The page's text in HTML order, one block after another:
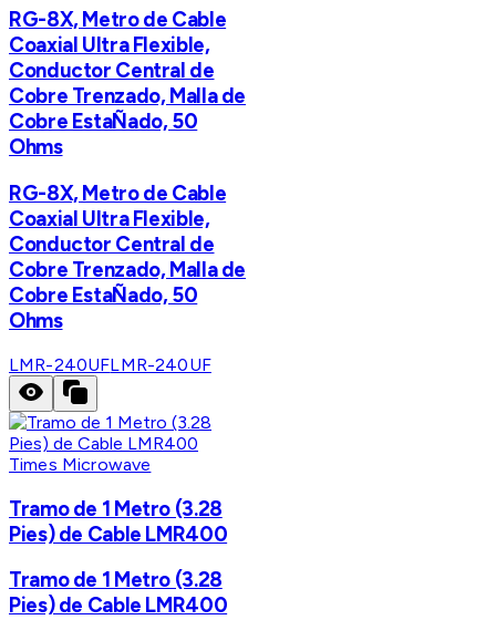
RG-8X, Metro de Cable
Coaxial Ultra Flexible,
Conductor Central de
Cobre Trenzado, Malla de
Cobre EstaÑado, 50
Ohms
RG-8X, Metro de Cable
Coaxial Ultra Flexible,
Conductor Central de
Cobre Trenzado, Malla de
Cobre EstaÑado, 50
Ohms
LMR-240UFLMR-240UF
Times Microwave
Tramo de 1 Metro (3.28
Pies) de Cable LMR400
Tramo de 1 Metro (3.28
Pies) de Cable LMR400